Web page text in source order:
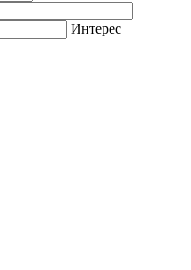
Интерес